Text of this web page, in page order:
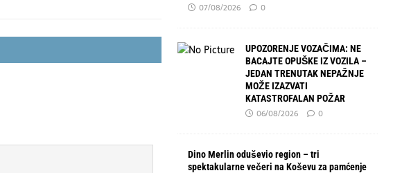
07/08/2026 0
UPOZORENJE VOZAČIMA: NE
BACAJTE OPUŠKE IZ VOZILA –
JEDAN TRENUTAK NEPAŽNJE
MOŽE IZAZVATI
KATASTROFALAN POŽAR
06/08/2026 0
Dino Merlin oduševio region – tri
spektakularne večeri na Koševu za pamćenje